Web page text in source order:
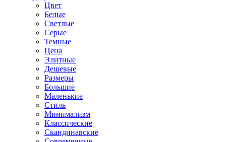
Цвет
Белые
Светлые
Серые
Темные
Цена
Элитные
Дешевые
Размеры
Большие
Маленькие
Стиль
Минимализм
Классические
Скандинавские